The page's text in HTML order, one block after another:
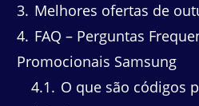
3 Melhores ofertas de
4 FAQ – Perguntas
Promocionais Samsung
4.1
O que são códigos